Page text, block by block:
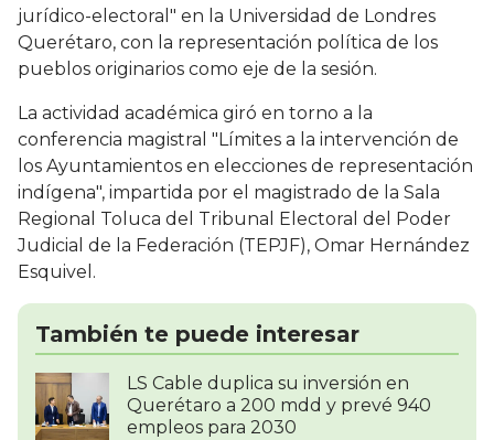
jurídico-electoral" en la Universidad de Londres
Querétaro, con la representación política de los
pueblos originarios como eje de la sesión.
La actividad académica giró en torno a la
conferencia magistral "Límites a la intervención de
los Ayuntamientos en elecciones de representación
indígena", impartida por el magistrado de la Sala
Regional Toluca del Tribunal Electoral del Poder
Judicial de la Federación (TEPJF), Omar Hernández
Esquivel.
También te puede interesar
LS Cable duplica su inversión en
Querétaro a 200 mdd y prevé 940
empleos para 2030